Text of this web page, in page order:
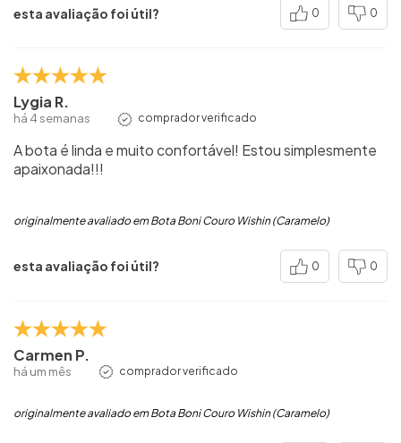
esta avaliação foi útil? 0 0
Lygia R.
há 4 semanas comprador verificado
A bota é linda e muito confortável! Estou simplesmente
apaixonada!!!
originalmente avaliado em Bota Boni Couro Wishin (Caramelo)
esta avaliação foi útil? 0 0
Carmen P.
há um mês comprador verificado
originalmente avaliado em Bota Boni Couro Wishin (Caramelo)